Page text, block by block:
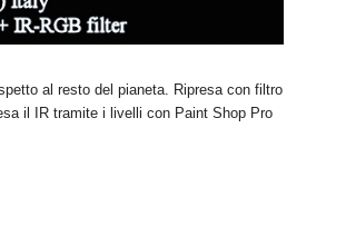
al resto del pianeta. Ripresa con filtro
il IR tramite i livelli con Paint Shop Pro